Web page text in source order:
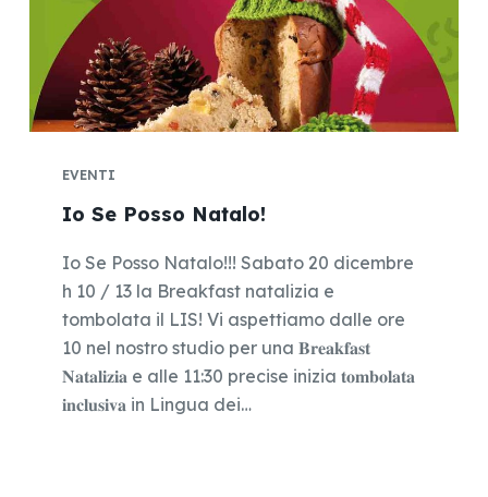
EVENTI
Io Se Posso Natalo!
Io Se Posso Natalo!!! Sabato 20 dicembre
h 10 / 13 la Breakfast natalizia e
tombolata il LIS! Vi aspettiamo dalle ore
10 nel nostro studio per una 𝐁𝐫𝐞𝐚𝐤𝐟𝐚𝐬𝐭
𝐍𝐚𝐭𝐚𝐥𝐢𝐳𝐢𝐚 e alle 11:30 precise inizia 𝐭𝐨𝐦𝐛𝐨𝐥𝐚𝐭𝐚
𝐢𝐧𝐜𝐥𝐮𝐬𝐢𝐯𝐚 in Lingua dei…